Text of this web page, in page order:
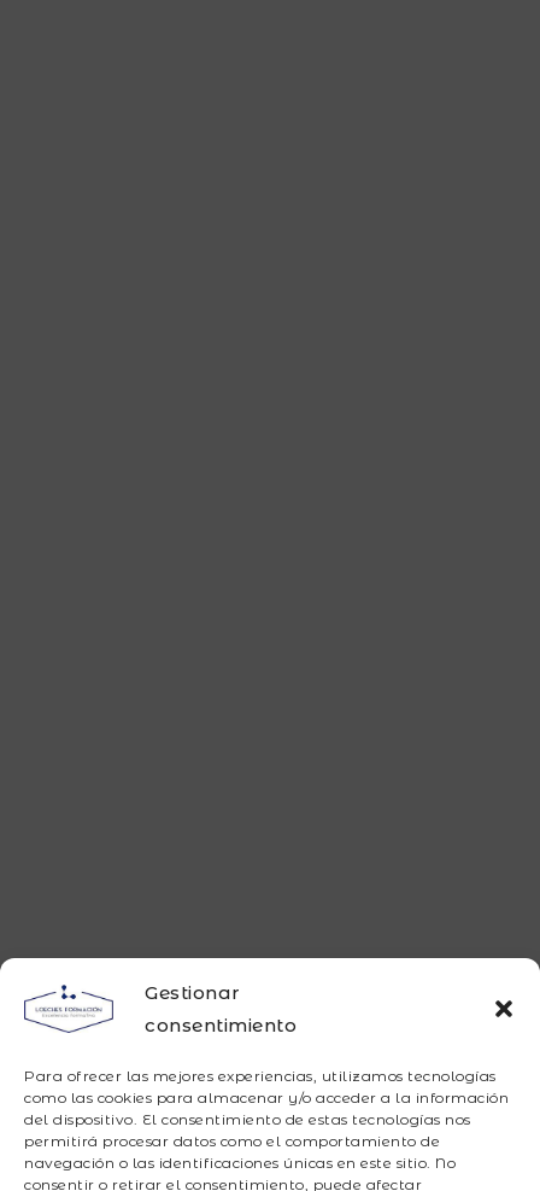
Gestionar
consentimiento
Para ofrecer las mejores experiencias, utilizamos tecnologías
como las cookies para almacenar y/o acceder a la información
del dispositivo. El consentimiento de estas tecnologías nos
permitirá procesar datos como el comportamiento de
navegación o las identificaciones únicas en este sitio. No
consentir o retirar el consentimiento, puede afectar